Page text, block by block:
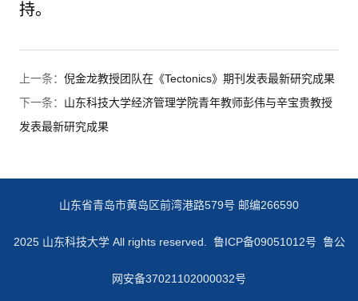
持。
上一条：倪金龙教授团队在《Tectonics》期刊发表最新研究成果
下一条： 山东科技大学经济管理学院青年教师彭伟与辛宝贵教授
发表最新研究成果
山东省青岛市黄岛区前湾港路579号 邮编266590
2025 山东科技大学 All rights reserved. 鲁ICP备09051012号 鲁公
网安备37021102000032号